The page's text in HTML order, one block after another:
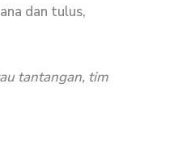
dan tulus,
tantangan, tim